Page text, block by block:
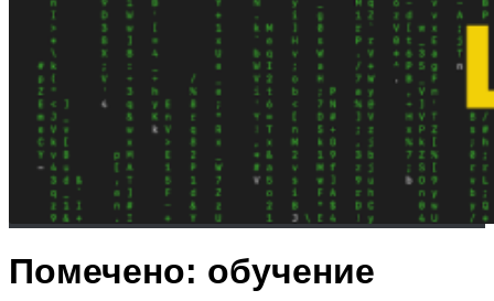
Помечено: обучение